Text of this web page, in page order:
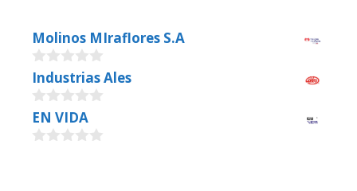
Molinos MIraflores S.A
0
o
u
t
o
f
Industrias Ales
0
o
u
EN VIDA